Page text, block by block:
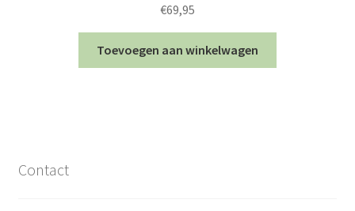
€69,95
Toevoegen aan winkelwagen
Contact